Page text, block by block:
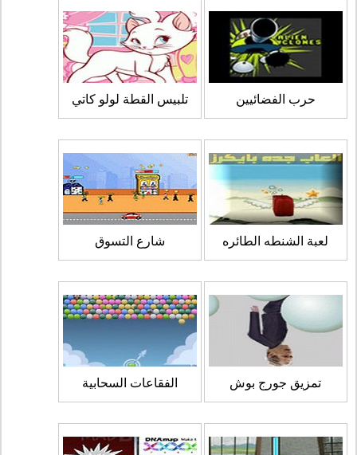
حرب الفضائيين تلبيس القطة لولو كاتي
لعبة الشنطه الطائره شارع التسوق
تمزيق جورج بوش الفقاعات السحابية